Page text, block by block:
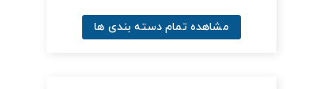
مشاهده تمام دسته بندی ها